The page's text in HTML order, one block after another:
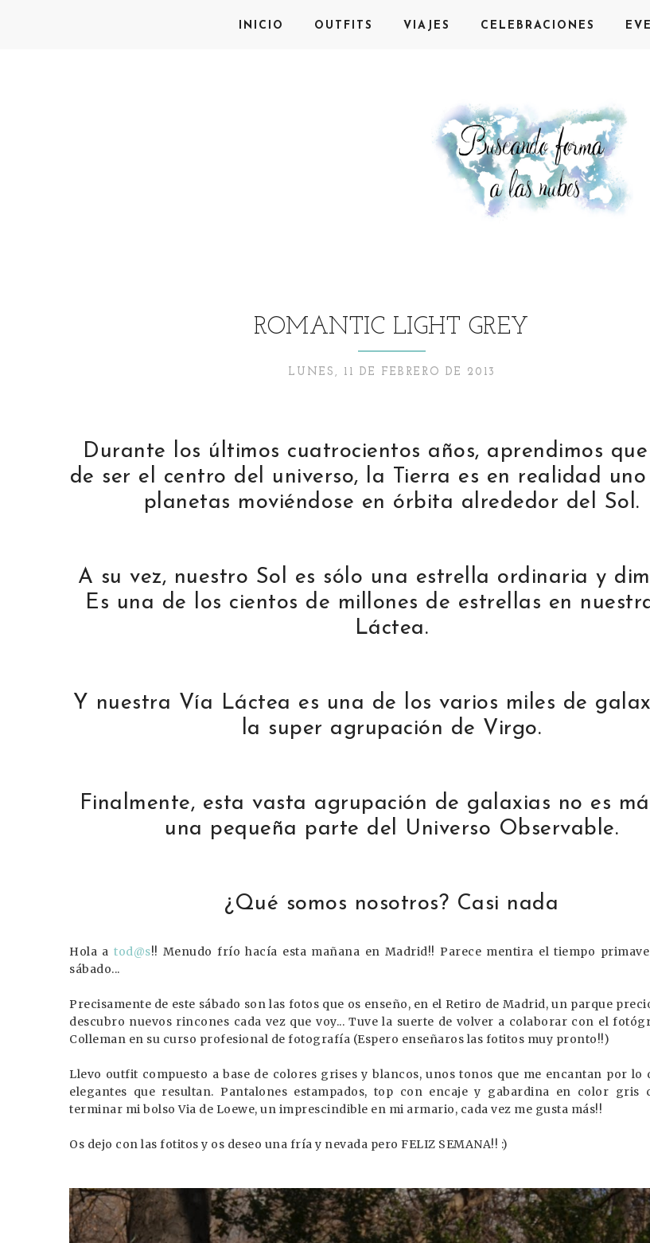
INICIO OUTFITS VIAJES CELEBRACIONES
ROMANTIC LIGHT GREY
LUNES, 11 DE FEBRERO DE 2013
Durante los últimos cuatrocientos años, aprendimos
de ser el centro del universo, la Tierra es en realidad
planetas moviéndose en órbita alrededor del Sol.
A su vez, nuestro Sol es sólo una estrella ordinaria y
Es una de los cientos de millones de estrellas en
Láctea.
Y nuestra Vía Láctea es una de los varios miles de
la super agrupación de Virgo.
Finalmente, esta vasta agrupación de galaxias no es
una pequeña parte del Universo Observable.
¿Qué somos nosotros? Casi nada
Hola a tod@s!! Menudo frío hacía esta mañana en Madrid!! Parece mentira el tiempo
sábado...
Precisamente de este sábado son las fotos que os enseño, en el Retiro de Madrid, un parque
descubro nuevos rincones cada vez que voy... Tuve la suerte de volver a colaborar con el
Colleman en su curso profesional de fotografía (Espero enseñaros las fotitos muy pronto!!)
Llevo outfit compuesto a base de colores grises y blancos, unos tonos que me encantan por lo
elegantes que resultan. Pantalones estampados, top con encaje y gabardina en color gris
terminar mi bolso Via de Loewe, un imprescindible en mi armario, cada vez me gusta más!!
Os dejo con las fotitos y os deseo una fría y nevada pero FELIZ SEMANA!! :)